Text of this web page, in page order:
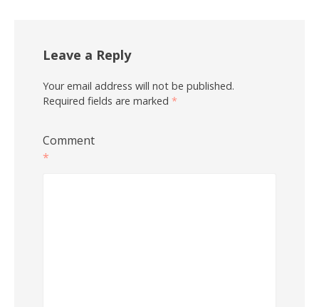
Leave a Reply
Your email address will not be published.
Required fields are marked *
Comment
*